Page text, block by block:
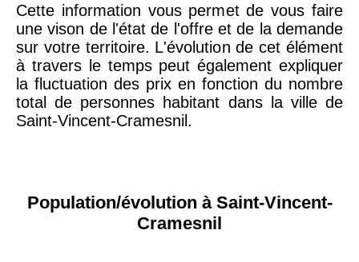
Cette information vous permet de vous faire
une vison de l'état de l'offre et de la demande
sur votre territoire. L'évolution de cet élément
à travers le temps peut également expliquer
la fluctuation des prix en fonction du nombre
total de personnes habitant dans la ville de
Saint-Vincent-Cramesnil.
Population/évolution à Saint-Vincent-
Cramesnil